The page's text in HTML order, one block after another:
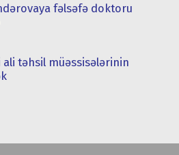
fəlsəfə doktoru
təhsil müəssisələrinin